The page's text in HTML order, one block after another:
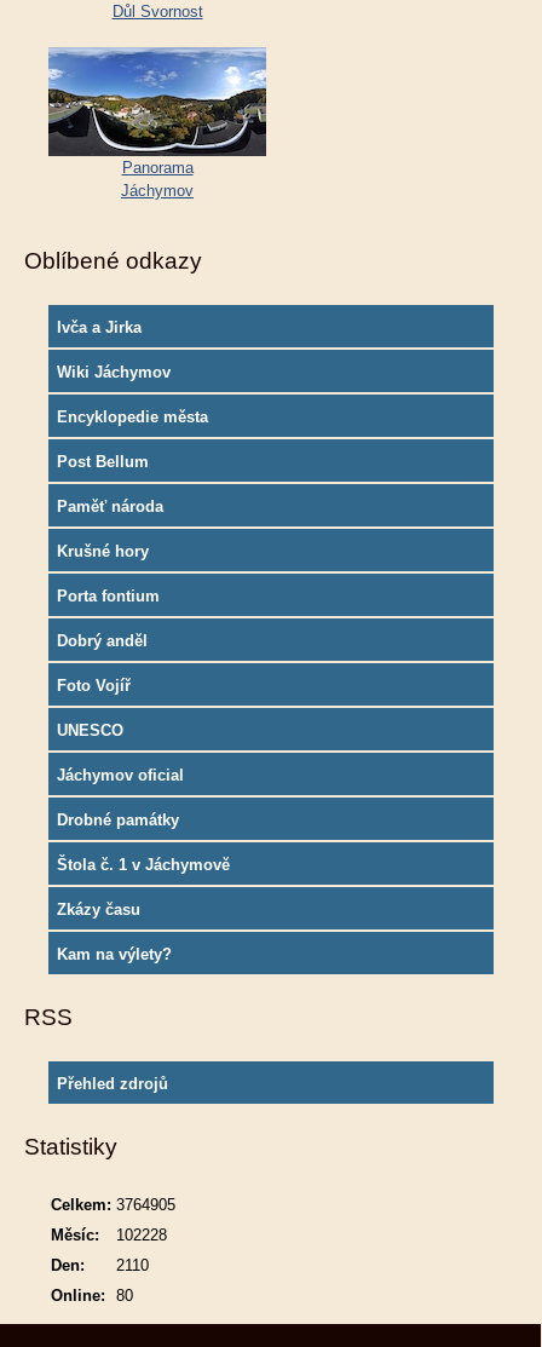
Důl Svornost
Panorama
Jáchymov
Oblíbené odkazy
Ivča a Jirka
Wiki Jáchymov
Encyklopedie města
Post Bellum
Paměť národa
Krušné hory
Porta fontium
Dobrý anděl
Foto Vojíř
UNESCO
Jáchymov oficial
Drobné památky
Štola č. 1 v Jáchymově
Zkázy času
Kam na výlety?
RSS
Přehled zdrojů
Statistiky
Online: 80
Celkem: 3764905
Měsíc:
102228
Den:
2110